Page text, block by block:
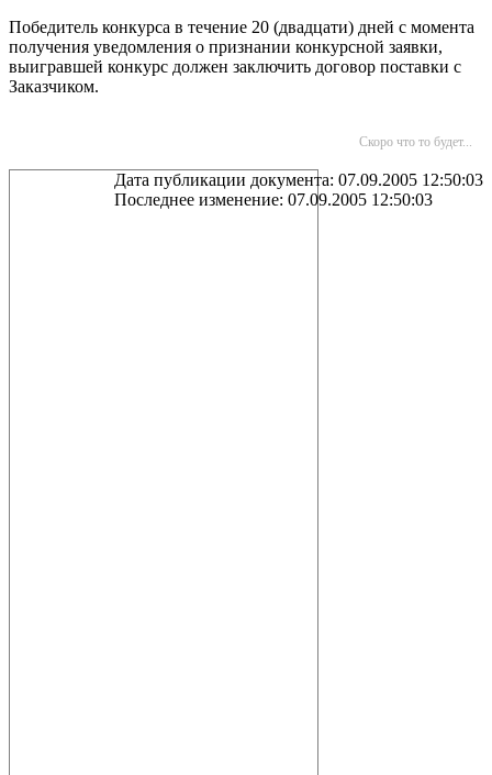
Победитель конкурса в течение 20 (двадцати) дней с момента
получения уведомления о признании конкурсной заявки,
выигравшей конкурс должен заключить договор поставки с
Заказчиком.
Скоро что то будет...
Дата публикации документа: 07.09.2005 12:50:03
Последнее изменение: 07.09.2005 12:50:03